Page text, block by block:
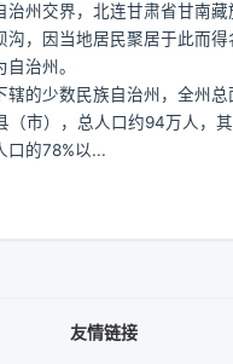
治州交界，北连甘肃省甘南藏
沟，因当地居民聚居于此而得
治州。
辖的少数民族自治州，全州
（市），总人口约94万人，
口的78%以...
友情链接